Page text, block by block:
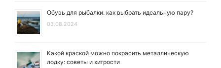
Обувь для рыбалки: как выбрать идеальную пару?
03.08.2024
Какой краской можно покрасить металлическую
лодку: советы и хитрости